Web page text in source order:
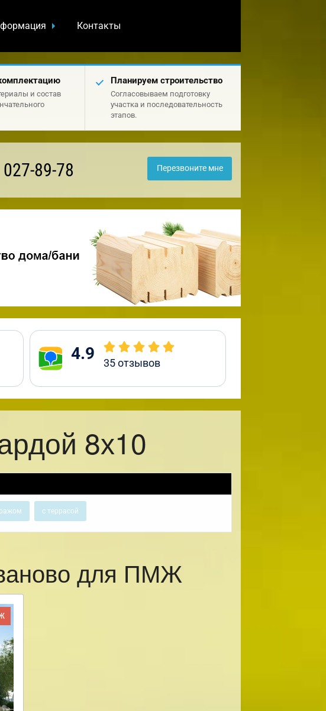
Контакты
и состав
Планируем строительство
Согласовываем подготовку
участка и последовательность
этапов.
89-78 Перезвоните мне
4.9 35отзывов
8х10
с террасой
для ПМЖ